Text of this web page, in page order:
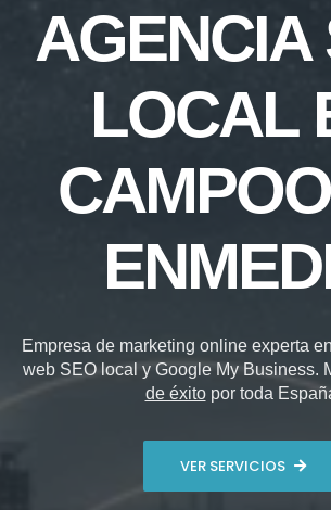
AGENCIA
LOCAL
Empresa de marketing online experta
web SEO local y Google My Business.
de éxitopor toda
VER SERVICIOS